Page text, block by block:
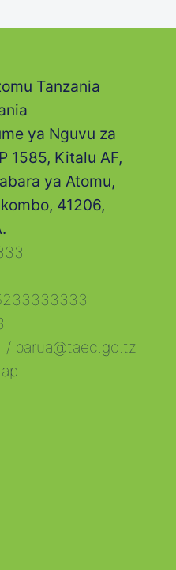
Tanzania
ya Nguvu za
1585, Kitalu AF,
ya Atomu,
41206,
/ barua@taec.go.tz